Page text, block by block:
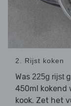
2. Rijst koken
Was 225g rijst
450ml kokend
kook. Zet het